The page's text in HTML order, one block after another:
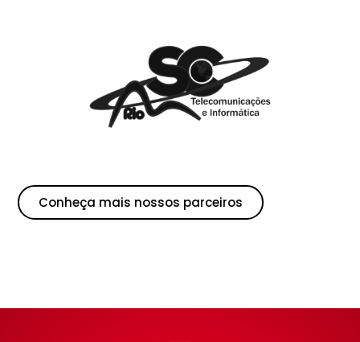
Conheça mais nossos parceiros